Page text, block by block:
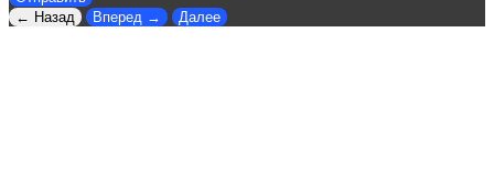
← Назад
Вперед → Далее